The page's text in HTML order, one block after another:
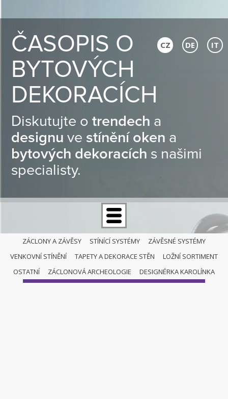
ČASOPIS O
BYTOVÝCH
DEKORACÍCH
Diskutujte otrendech a
designu ve stínění oken a
bytových dekoracích s našimi
specialisty.
CZ DE IT
ZÁCLONY A ZÁVĚSY STÍNÍCÍ SYSTÉMY
ZÁVĚSNÉ SYSTÉMY
VENKOVNÍ STÍNĚNÍ
TAPETY A DEKORACE STĚN
LOŽNÍ SORTIMENT
OSTATNÍ
ZÁCLONOVÁ ARCHEOLOGIE DESIGNÉRKA KAROLÍNKA
ZÁCLONY A ZÁVĚSY